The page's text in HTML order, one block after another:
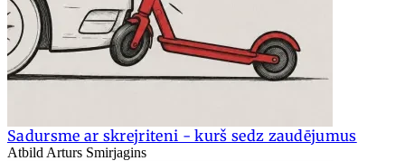
Sadursme ar skrejriteni - kurš sedz zaudējumus
Atbild Arturs Smirjagins